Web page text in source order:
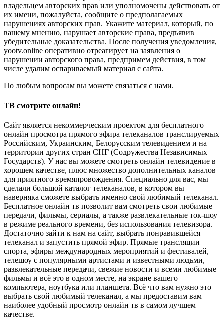
владельцем авторских прав или уполномочены действовать от
их имени, пожалуйста, сообщите о предполагаемых
нарушениях авторских прав. Укажите материал, который, по
вашему мнению, нарушает авторские права, предъявив
убедительные доказательства. После получения уведомления,
yootv.online оперативно отреагирует на заявления о
нарушении авторского права, предпримем действия, в том
числе удалим оспариваемый материал с сайта.
По любым вопросам вы можете связаться с нами.
ТВ смотрите онлайн!
Сайт является некоммерческим проектом для бесплатного
онлайн просмотра прямого эфира телеканалов транслируемых
Российским, Украинским, Белорусским телевидением и на
территории других стран СНГ (Содружества Независимых
Государств). У нас вы можете смотреть онлайн телевидение в
хорошем качестве, плюс множество дополнительных каналов
для приятного времяпровождения. Специально для вас, мы
сделали большой каталог телеканалов, в котором вы
наверняка сможете выбрать именно свой любимый телеканал.
Бесплатное онлайн тв позволит вам смотреть свои любимые
передачи, фильмы, сериалы, а также развлекательные ток-шоу
в режиме реального времени, без использования телевизора.
Достаточно зайти к нам на сайт, выбрать понравившейся
телеканал и запустить прямой эфир. Прямые трансляции
спорта, эфиры международных мероприятий и фестивалей,
телешоу с популярными артистами и известными людьми,
развлекательные передачи, свежие новости и всеми любимые
фильмы и всё это в одном месте, на экране вашего
компьютера, ноутбука или планшета. Всё что вам нужно это
выбрать свой любимый телеканал, а мы предоставим вам
наиболее удобный просмотр онлайн тв в самом лучшем
качестве.